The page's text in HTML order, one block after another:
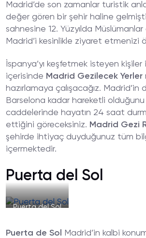
Madrid’de son zamanlar turistik
değer gören bir şehir haline
sahnesine 12. Yüzyılda Müslümanlar
Madrid’i kesinlikle ziyaret etmenizi
İspanya’yı keşfetmek isteyen kişiler
içerisinde Madrid Gezilecek Yerler
hazırlamaya çalışacağız. Madrid’in
Barselona kadar hareketli
caddelerinde hayatın 24 saat
ettiğini göreceksiniz. Madrid Gezi
şehirde ihtiyaç duyduğunuz tüm
içermektedir.
Puerta del Sol
Puerta del Sol
Puerta de Sol
Madrid’in kalbi